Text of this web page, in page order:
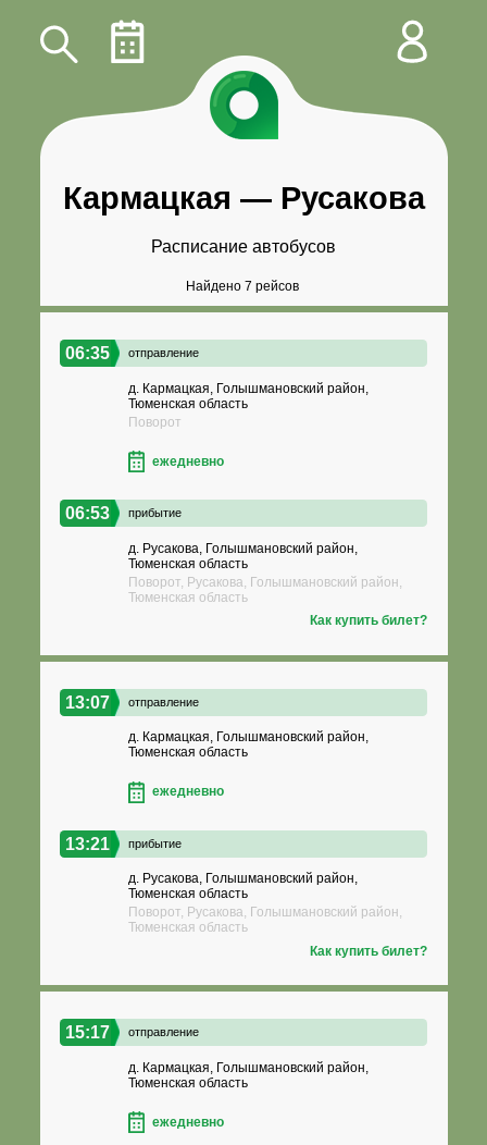
Кармацкая — Русакова
Расписание автобусов
Найдено 7 рейсов
06:35 отправление
д. Кармацкая, Голышмановский район,
Тюменская область
Поворот
ежедневно
06:53 прибытие
д. Русакова, Голышмановский район,
Тюменская область
Поворот, Русакова, Голышмановский район,
Тюменская область
Как купить билет?
13:07 отправление
д. Кармацкая, Голышмановский район,
Тюменская область
ежедневно
13:21 прибытие
д. Русакова, Голышмановский район,
Тюменская область
Поворот, Русакова, Голышмановский район,
Тюменская область
Как купить билет?
15:17 отправление
д. Кармацкая, Голышмановский район,
Тюменская область
ежедневно